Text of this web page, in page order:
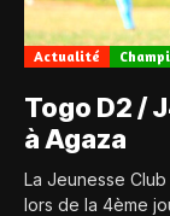
Actualité
Togo D2 /
à Agaza
La Jeunesse
lors de la 4ème